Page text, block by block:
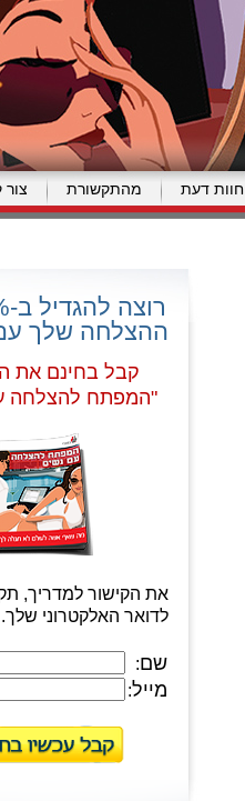
מהתקשורת חוות דעת
ההצלחה שלך
קבל בחינם את
"המפתח להצלחה
את הקישור למדריך,
לדואר האלקטרוני שלך.
שם:
מייל: